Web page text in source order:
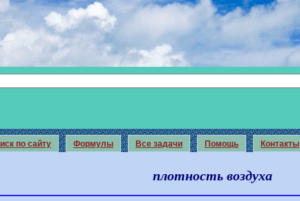
по сайту Формулы Все задачи Помощь Контакты
плотность воздуха